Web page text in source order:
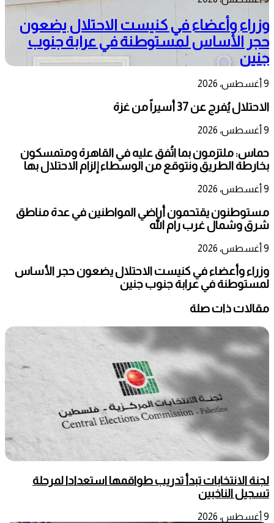
وزراء وأعضاء في كنيست الاحتلال يضعون
حجر الأساس لمستوطنة في عرابة جنوب
جنين
9 أغسطس، 2026
الاحتلال يُفرج عن 37 أسيراً من غزة
9 أغسطس، 2026
حماس: ملتزمون بما اتُفق عليه في القاهرة ومتمسكون
بخارطة الطريق ونتوقع من الوسطاء إلزام الاحتلال بها
9 أغسطس، 2026
مستوطنون يقتحمون أراضي المواطنين في عدة مناطق
شرق وشمال غرب رام الله
9 أغسطس، 2026
وزراء وأعضاء في كنيست الاحتلال يضعون حجر الأساس
لمستوطنة في عرابة جنوب جنين
مقالات ذات صلة
لجنة الانتخابات تبدأ تدريب طواقمها استعدادا لمرحلة
تسجيل الناخبين
9 أغسطس، 2026